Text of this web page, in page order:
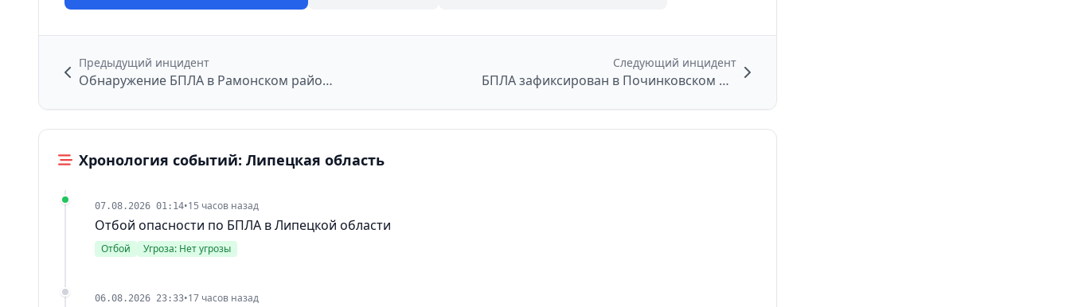
Предыдущий инцидент
Обнаружение БПЛА в Рамонском районе
Следующий инцидент
БПЛА зафиксирован в Починковском районе
Хронология событий: Липецкая область
07.08.2026 01:14•15 часов назад
Отбой опасности по БПЛА в Липецкой области
Отбой Угроза: Нет угрозы
06.08.2026 23:33•17 часов назад